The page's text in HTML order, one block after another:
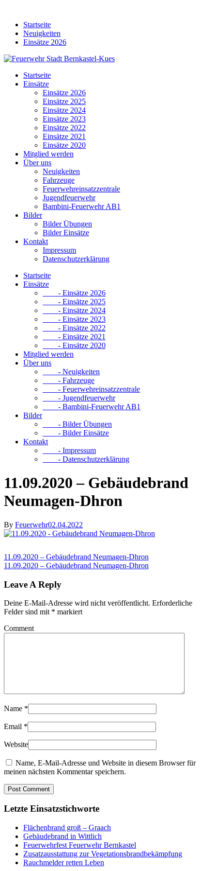
contentStartseite
Neuigkeiten
Einsätze 2026
Startseite
Einsätze
Einsätze 2026
Einsätze 2025
Einsätze 2024
Einsätze 2023
Einsätze 2022
Einsätze 2021
Einsätze 2020
Mitglied werden
Über uns
Neuigkeiten
Fahrzeuge
Feuerwehreinsatzzentrale
Jugendfeuerwehr
Bambini-Feuerwehr AB1
Bilder
Bilder Übungen
Bilder Einsätze
Kontakt
Impressum
Datenschutzerklärung
Startseite
Einsätze
- Einsätze 2026
- Einsätze 2025
- Einsätze 2024
- Einsätze 2023
- Einsätze 2022
- Einsätze 2021
- Einsätze 2020
Mitglied werden
Über uns
- Neuigkeiten
- Fahrzeuge
- Feuerwehreinsatzzentrale
- Jugendfeuerwehr
- Bambini-Feuerwehr AB1
Bilder
- Bilder Übungen
- Bilder Einsätze
Kontakt
- Impressum
- Datenschutzerklärung
11.09.2020 – Gebäudebrand
Neumagen-Dhron
By Feuerwehr02.04.2022
11.09.2020 – Gebäudebrand Neumagen-Dhron
11.09.2020 – Gebäudebrand Neumagen-Dhron
Leave A Reply
Deine E-Mail-Adresse wird nicht veröffentlicht. Erforderliche
Felder sind mit * markiert
Comment
Name *
Email *
Website
Name, E-Mail-Adresse und Website in diesem Browser für
meinen nächsten Kommentar speichern.
Letzte Einsatzstichworte
Flächenbrand groß – Graach
Gebäudebrand in Wittlich
Feuerwehrfest Feuerwehr Bernkastel
Zusatzausstattung zur Vegetationsbrandbekämpfung
Rauchmelder retten Leben